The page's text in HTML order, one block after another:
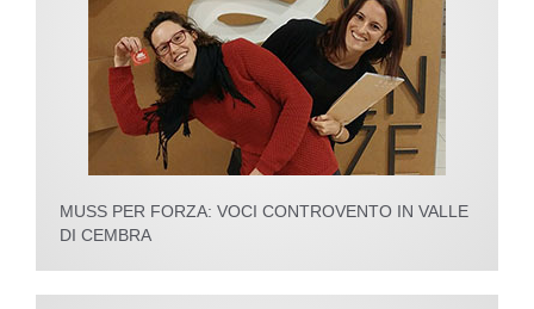
MUSS PER FORZA: VOCI CONTROVENTO IN VALLE
DI CEMBRA